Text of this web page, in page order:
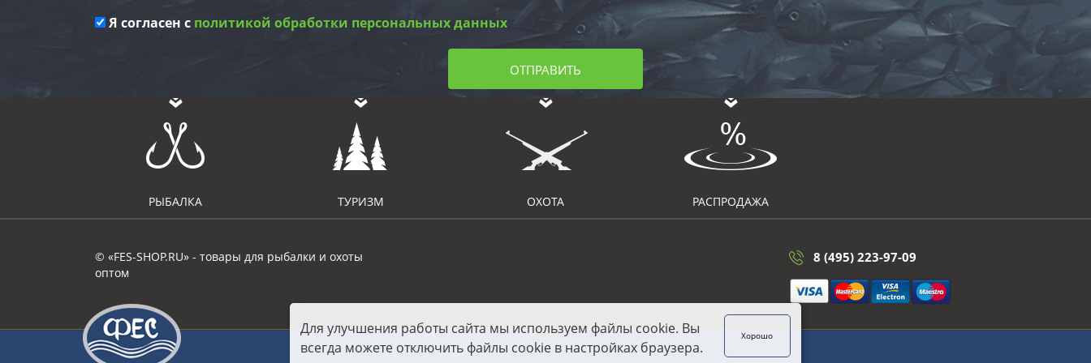
Я согласен с политикой обработки персональных данных
ОТПРАВИТЬ
РЫБАЛКА ТУРИЗМ ОХОТА РАСПРОДАЖА
© «FES-SHOP.RU» - товары для рыбалки и охоты
оптом
8 (495) 223-97-09
Для улучшения работы сайта мы используем файлы cookie. Вы
всегда можете отключить файлы cookie в настройках браузера.
Хорошо